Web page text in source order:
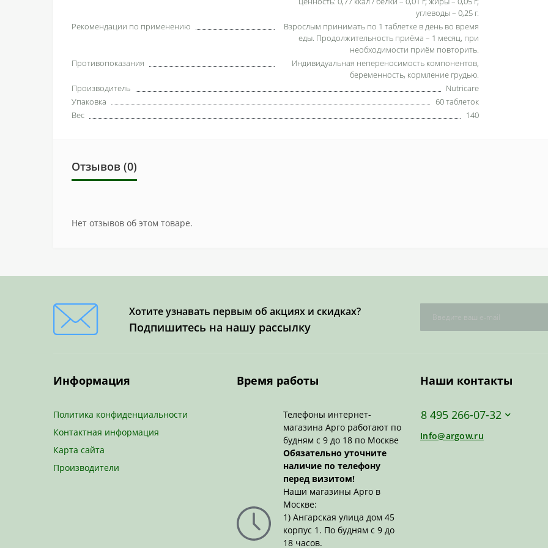
углеводы – 0,25 г.
Рекомендации по применению
Взрослым принимать по 1 таблетке в день во время
еды. Продолжительность приёма – 1 месяц, при
необходимости приём повторить.
Противопоказания
Индивидуальная непереносимость компонентов,
беременность, кормление грудью.
Производитель
Nutricare
Упаковка
60 таблеток
Вес
140
Отзывов (0)
Нет отзывов об этом товаре.
Хотите узнавать первым об акциях и скидках?
Подпишитесь на нашу рассылку
Информация
Политика конфиденциальности
Контактная информация
Карта сайта
Производители
Время работы
Телефоны интернет-
магазина Арго работают по
будням с 9 до 18 по Москве
Обязательно уточните
наличие по телефону
перед визитом!
Наши магазины Арго в
Москве:
1) Ангарская улица дом 45
корпус 1. По будням с 9 до
18 часов.
Наши контакты
8 495 266-07-32
Info@argow.ru